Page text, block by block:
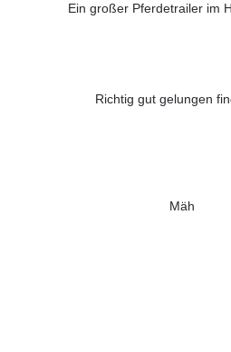
Ein großer Pferdetrailer im
Richtig gut gelungen
Mäh